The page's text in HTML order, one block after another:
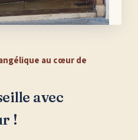
au cœur de
avec
!